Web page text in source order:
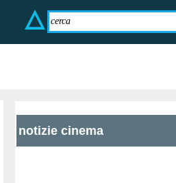
notizie cinema